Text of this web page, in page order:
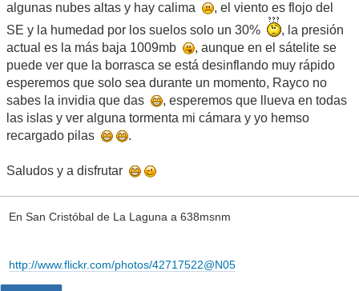
algunas nubes altas y hay calima
, el viento es flojo del
SE y la humedad por los suelos solo un 30%
, la presión
actual es la más baja 1009mb
, aunque en el sátelite se
puede ver que la borrasca se está desinflando muy rápido
esperemos que solo sea durante un momento, Rayco no
sabes la invidia que das
, esperemos que llueva en todas
las islas y ver alguna tormenta mi cámara y yo hemso
recargado pilas
.
Saludos y a disfrutar
En San Cristóbal de La Laguna a 638msnm
http://www.flickr.com/photos/42717522@N05